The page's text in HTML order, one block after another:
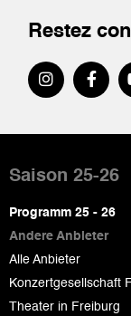
Restez
de
page
Saison 25-26
Programm 25 - 26
Andere Anbieter
Alle Anbieter
Konzertgesellschaft
Theater in Freiburg